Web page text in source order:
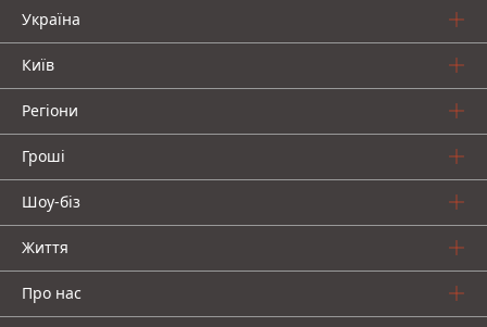
Україна
Київ
Регіони
Гроші
Шоу-біз
Життя
Про нас